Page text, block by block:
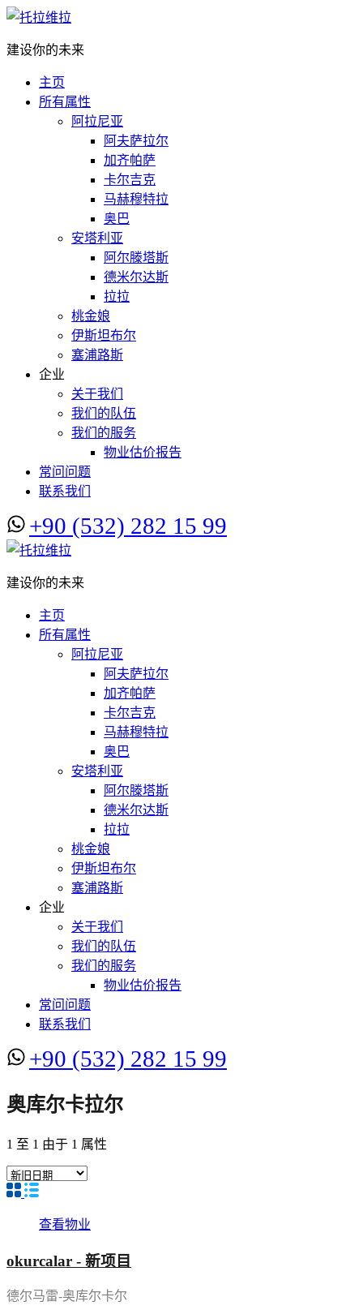
建设你的未来
主页
所有属性
阿拉尼亚
阿夫萨拉尔
加齐帕萨
卡尔吉克
马赫穆特拉
奥巴
安塔利亚
阿尔滕塔斯
德米尔达斯
拉拉
桃金娘
伊斯坦布尔
塞浦路斯
企业
关于我们
我们的队伍
我们的服务
物业估价报告
常问问题
联系我们
+90 (532) 282 15 99
建设你的未来
主页
所有属性
阿拉尼亚
阿夫萨拉尔
加齐帕萨
卡尔吉克
马赫穆特拉
奥巴
安塔利亚
阿尔滕塔斯
德米尔达斯
拉拉
桃金娘
伊斯坦布尔
塞浦路斯
企业
关于我们
我们的队伍
我们的服务
物业估价报告
常问问题
联系我们
+90 (532) 282 15 99
奥库尔卡拉尔
1 至 1 由于 1 属性
查看物业
okurcalar - 新项目
德尔马雷-奥库尔卡尔